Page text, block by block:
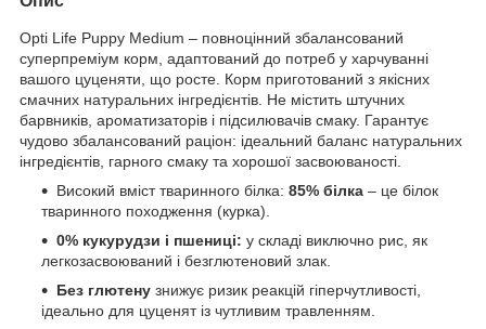
Opti Life Puppy Medium – повноцінний збалансований
суперпреміум корм, адаптований до потреб у харчуванні
вашого цуценяти, що росте. Корм приготований з якісних
смачних натуральних інгредієнтів. Не містить штучних
барвників, ароматизаторів і підсилювачів смаку. Гарантує
чудово збалансований раціон: ідеальний баланс натуральних
інгредієнтів, гарного смаку та хорошої засвоюваності.
Високий вміст тваринного білка: 85% білка – це білок
тваринного походження (курка).
0% кукурудзи і пшениці: у складі виключно рис, як
легкозасвоюваний і безглютеновий злак.
Без глютену знижує ризик реакцій гіперчутливості,
ідеально для цуценят із чутливим травленням.